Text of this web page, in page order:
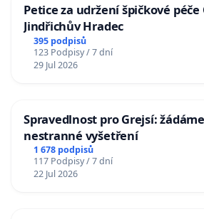
Petice za udržení špičkové péče
Jindřichův Hradec
395 podpisů
123 Podpisy / 7 dní
29 Jul 2026
Spravedlnost pro Grejsí:
nestranné vyšetření
1 678 podpisů
117 Podpisy / 7 dní
22 Jul 2026